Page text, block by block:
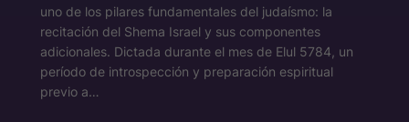
uno de los pilares fundamentales del judaísmo: la
recitación del Shema Israel y sus componentes
adicionales. Dictada durante el mes de Elul 5784, un
período de introspección y preparación espiritual
previo a…